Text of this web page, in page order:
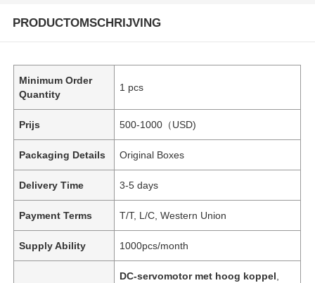
PRODUCTOMSCHRIJVING
Minimum Order
Quantity
1 pcs
Prijs 500-1000（USD)
Packaging Details Original Boxes
Delivery Time 3-5 days
Payment Terms T/T, L/C, Western Union
Supply Ability 1000pcs/month
DC-servomotor met hoog koppel